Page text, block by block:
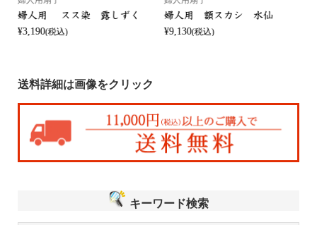
婦人用 スス染 露しずく
¥3,190(税込)
婦人用 額スカシ 水仙
¥9,130(税込)
送料詳細は画像をクリック
キーワード検索